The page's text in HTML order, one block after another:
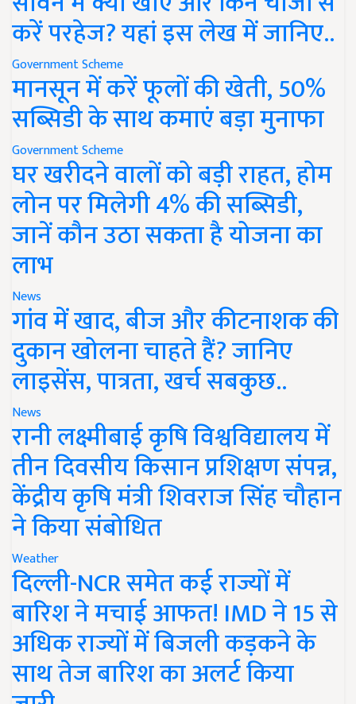
करें परहेज? यहां इस लेख में जानिए..
Government Scheme
मानसून में करें फूलों की खेती, 50%
सब्सिडी के साथ कमाएं बड़ा मुनाफा
Government Scheme
घर खरीदने वालों को बड़ी राहत, होम
लोन पर मिलेगी 4% की सब्सिडी,
जानें कौन उठा सकता है योजना का
लाभ
News
गांव में खाद, बीज और कीटनाशक की
दुकान खोलना चाहते हैं? जानिए
लाइसेंस, पात्रता, खर्च सबकुछ..
News
रानी लक्ष्मीबाई कृषि विश्वविद्यालय में
तीन दिवसीय किसान प्रशिक्षण संपन्न,
केंद्रीय कृषि मंत्री शिवराज सिंह चौहान
ने किया संबोधित
Weather
दिल्ली-NCR समेत कई राज्यों में
बारिश ने मचाई आफत! IMD ने 15 से
अधिक राज्यों में बिजली कड़कने के
साथ तेज बारिश का अलर्ट किया